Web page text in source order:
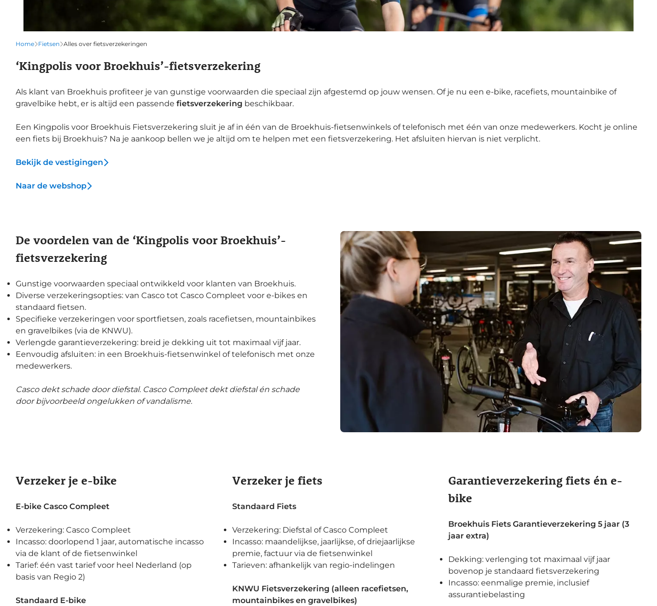
Home Fietsen Alles over fietsverzekeringen
‘Kingpolis voor Broekhuis’-fietsverzekering
Als klant van Broekhuis profiteer je van gunstige voorwaarden die speciaal zijn afgestemd op jouw wensen. Of je nu een e-bike, racefiets, mountainbike of
gravelbike hebt, er is altijd een passende fietsverzekering beschikbaar.
Een Kingpolis voor Broekhuis Fietsverzekering sluit je af in één van de Broekhuis-fietsenwinkels of telefonisch met één van onze medewerkers. Kocht je online
een fiets bij Broekhuis? Na je aankoop bellen we je altijd om te helpen met een fietsverzekering. Het afsluiten hiervan is niet verplicht.
Bekijk de vestigingen
Naar de webshop
De voordelen van de ‘Kingpolis voor Broekhuis’-
fietsverzekering
Gunstige voorwaarden speciaal ontwikkeld voor klanten van Broekhuis.
Diverse verzekeringsopties: van Casco tot Casco Compleet voor e-bikes en
standaard fietsen.
Specifieke verzekeringen voor sportfietsen, zoals racefietsen, mountainbikes
en gravelbikes (via de KNWU).
Verlengde garantieverzekering: breid je dekking uit tot maximaal vijf jaar.
Eenvoudig afsluiten: in een Broekhuis-fietsenwinkel of telefonisch met onze
medewerkers.
Casco dekt schade door diefstal. Casco Compleet dekt diefstal én schade
door bijvoorbeeld ongelukken of vandalisme.
Verzeker je e-bike
E-bike Casco Compleet
Verzekering: Casco Compleet
Incasso: doorlopend 1 jaar, automatische incasso
via de klant of de fietsenwinkel
Tarief: één vast tarief voor heel Nederland (op
basis van Regio 2)
Standaard E-bike
Verzeker je fiets
Standaard Fiets
Verzekering: Diefstal of Casco Compleet
Incasso: maandelijkse, jaarlijkse, of driejaarlijkse
premie, factuur via de fietsenwinkel
Tarieven: afhankelijk van regio-indelingen
KNWU Fietsverzekering (alleen racefietsen,
mountainbikes en gravelbikes)
Garantieverzekering fiets én e-
bike
Broekhuis Fiets Garantieverzekering 5 jaar (3
jaar extra)
Dekking: verlenging tot maximaal vijf jaar
bovenop je standaard fietsverzekering
Incasso: eenmalige premie, inclusief
assurantiebelasting